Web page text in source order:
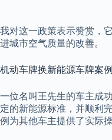
我对这一政策表示赞赏，
进城市空气质量的改善。
机动车牌换新能源车牌案例
一位名叫王先生的车主成
定的新能源标准，并顺利
例为其他车主提供了实际